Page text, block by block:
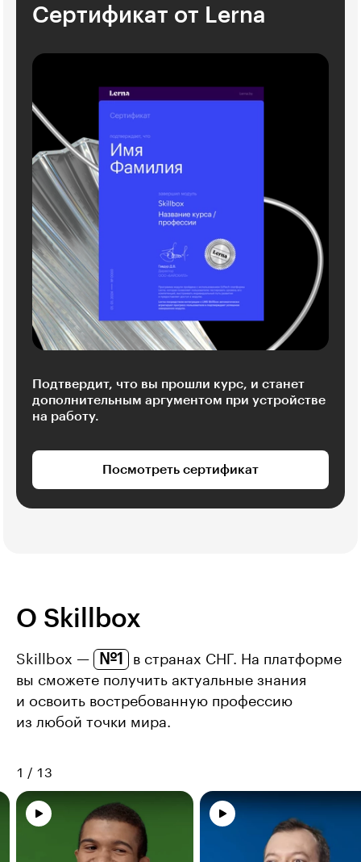
Сертификат от Lerna
Подтвердит, что вы прошли курс, и станет
дополнительным аргументом при устройстве
на работу.
Посмотреть сертификат
О Skillbox
Skillbox — №1
в странах СНГ. На платформе
вы сможете получить актуальные знания
и освоить востребованную профессию
из любой точки мира.
1 / 13